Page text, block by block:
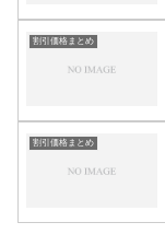
割引価格まとめ
割引価格まとめ